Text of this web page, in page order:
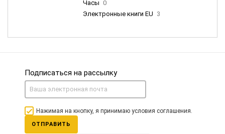
Часы 0
Электронные книги EU 3
Подписаться на рассылку
Нажимая на кнопку, я принимаю условия соглашения.
ОТПРАВИТЬ